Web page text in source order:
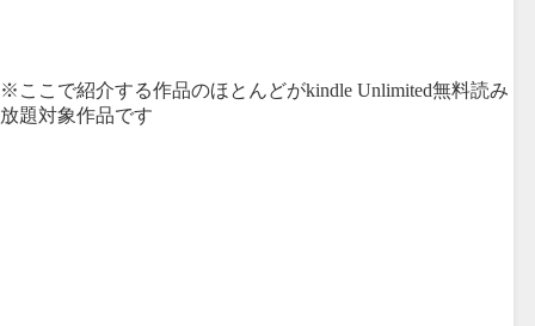
※ここで紹介する作品のほとんどがkindle Unlimited無料読み
放題対象作品です